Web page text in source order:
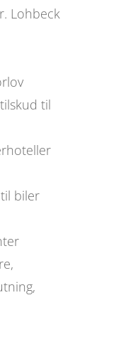
Lohbeck
til
biler